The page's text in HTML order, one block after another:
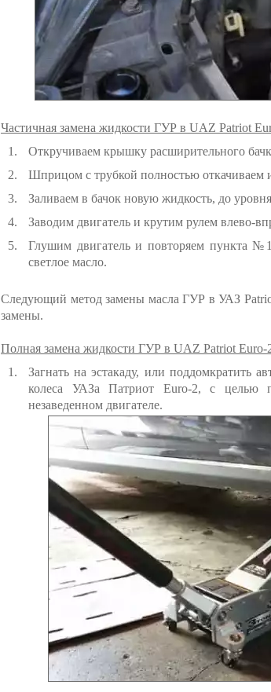
Частичная замена жидкости ГУР в UAZ Patriot
Откручиваем крышку расширительного
Шприцом с трубкой полностью откачиваем
Заливаем в бачок новую жидкость, до
Заводим двигатель и крутим рулем влево-
Глушим двигатель и повторяем пункта
светлое масло.
Следующий метод замены масла ГУР в УАЗ
замены.
Полная замена жидкости ГУР в UAZ Patriot Euro-
Загнать на эстакаду, или поддомкратить
колеса УАЗа Патриот Euro-2, с целью
незаведенном двигателе.